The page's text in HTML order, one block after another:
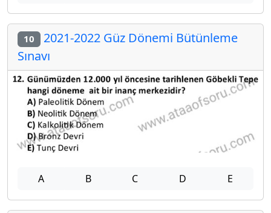
10 2021-2022 Güz Dönemi Bütünleme
Sınavı
A B C D E